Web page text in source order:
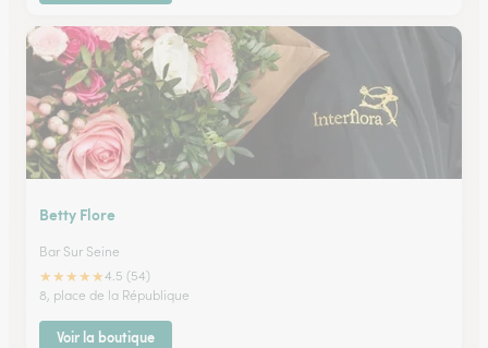
Betty Flore
Bar Sur Seine
★★★★★4.5 (54)
8, place de la République
Voir la boutique